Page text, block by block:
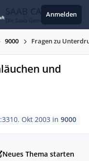
SAAB CARS
Die Saab Gemeinschaft
Anmelden
9000 Fragen zu
und
10. Okt 2003 in9000
Neues Thema starten